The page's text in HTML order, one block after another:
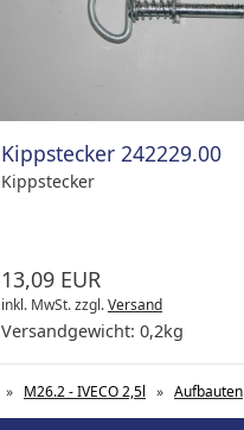
Kippstecker 242229.00
Kippstecker
13,09 EUR
inkl. MwSt.zzgl.Versand
Versandgewicht: 0,2kg
» M26.2 - IVECO 2,5l » Aufbauten